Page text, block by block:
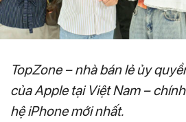
TopZone – nhà bán lẻ ủy
của Apple tại Việt Nam –
hệ iPhone mới nhất.